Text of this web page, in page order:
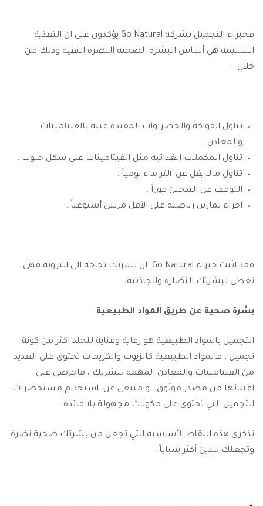
فخبراء التجميل بشركة Go Natural يؤكدون على ان التغذية
السليمة هي أساس البشرة الصحية النضرة النقية وذلك من
خلال :
تناول الفواكة والخضراوات المفيدة غنية بالفيتامينات
والمعادن .
تناول المكملات الغذائية مثل الفيتامينات على شكل حبوب .
تناول مالا يقل عن ٢لتر ماء يومياً .
التوقف عن التدخين فوراً .
اجراء تمارين رياضية على الأقل مرتين أسبوعياً .
فقد اثبت خبراء Go Natural ان بشرتك بحاجة الى التروية فهى
تعطى لبشرتك النضارة والجاذبية .
بشرة صحية عن طريق المواد الطبيعية
التجميل بالمواد الطبيعية هو رعاية وعناية للجلد اكثر من كونة
تجميل . فالمواد الطبيعية كالزيوت والكريمات تحتوى على العديد
من الفيتامينات والمعادن المهمة لبشرتك ، فاحرصى على
اقتنائها من مصدر موثوق . وامتنعى عن استخدام مستحضرات
التجميل التي تحتوى على مكونات مجهولة بلا فائدة .
تذكرى هذه النقاط الأساسية التي تجعل من بشرتك صحية نضرة
وتجعلك تبدين أكثر شباباً .